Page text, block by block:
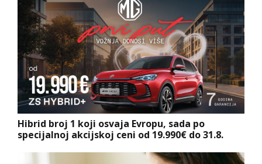
Hibrid broj 1 koji osvaja Evropu, sada po
specijalnoj akcijskoj ceni od 19.990€ do 31.8.